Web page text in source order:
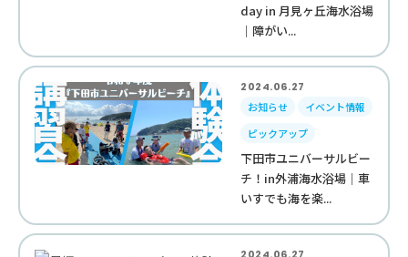
day in 月見ヶ丘海水浴場
｜障がい...
2024.06.27
お知らせ
イベント情報
ピックアップ
下田市ユニバーサルビー
チ！in外浦海水浴場｜車
いすでも海を楽...